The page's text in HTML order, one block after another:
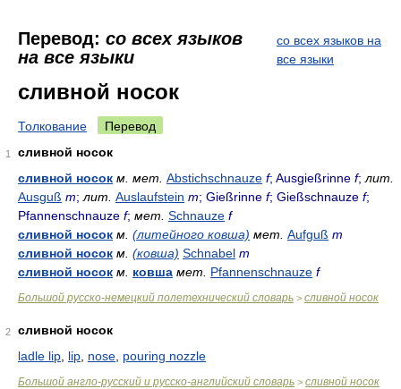
Перевод: со всех языков
на все языки
со всех языков на
все языки
сливной носок
Толкование Перевод
1
сливной носок
сливной носок м. мет. Abstichschnauze f; Ausgießrinne f; лит.
Ausguß m; лит. Auslaufstein m; Gießrinne f; Gießschnauze f;
Pfannenschnauze f; мет. Schnauze f
сливной носок м. (литейного ковша) мет. Aufguß m
сливной носок м. (ковша) Schnabel m
сливной носок м. ковша мет. Pfannenschnauze f
Большой русско-немецкий полетехнический словарь > сливной носок
2
сливной носок
ladle lip lip nose pouring nozzle
Большой англо-русский и русско-английский словарь > сливной носок